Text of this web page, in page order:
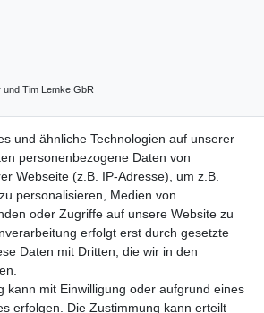
Tim Lemke GbR
online.de
und Tim Lemke GbR
online.de
und ähnliche Technologien auf unserer
personenbezogene Daten von
Webseite (z.B. IP-Adresse), um z.B.
personalisieren, Medien von
oder Zugriffe auf unsere Website zu
erfolgt erst durch gesetzte
Daten mit Dritten, die wir in den
kann mit Einwilligung oder aufgrund eines
erfolgen. Die Zustimmung kann erteilt